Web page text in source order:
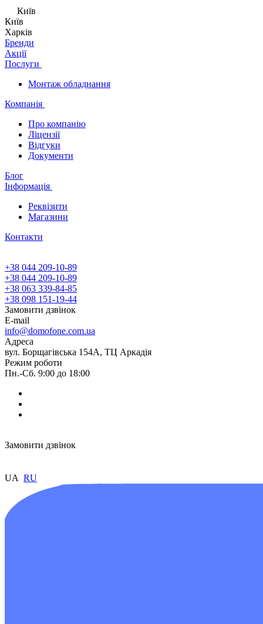
Київ
Київ
Харків
Бренди
Акції
Послуги
Монтаж обладнання
Компанія
Про компанію
Ліцензії
Відгуки
Документи
Блог
Інформація
Реквізити
Магазини
Контакти
+38 044 209-10-89
+38 044 209-10-89
+38 063 339-84-85
+38 098 151-19-44
Замовити дзвінок
E-mail
info@domofone.com.ua
Адреса
вул. Борщагівська 154А, ТЦ Аркадія
Режим роботи
Пн.-Сб. 9:00 до 18:00
Замовити дзвінок
UA RU